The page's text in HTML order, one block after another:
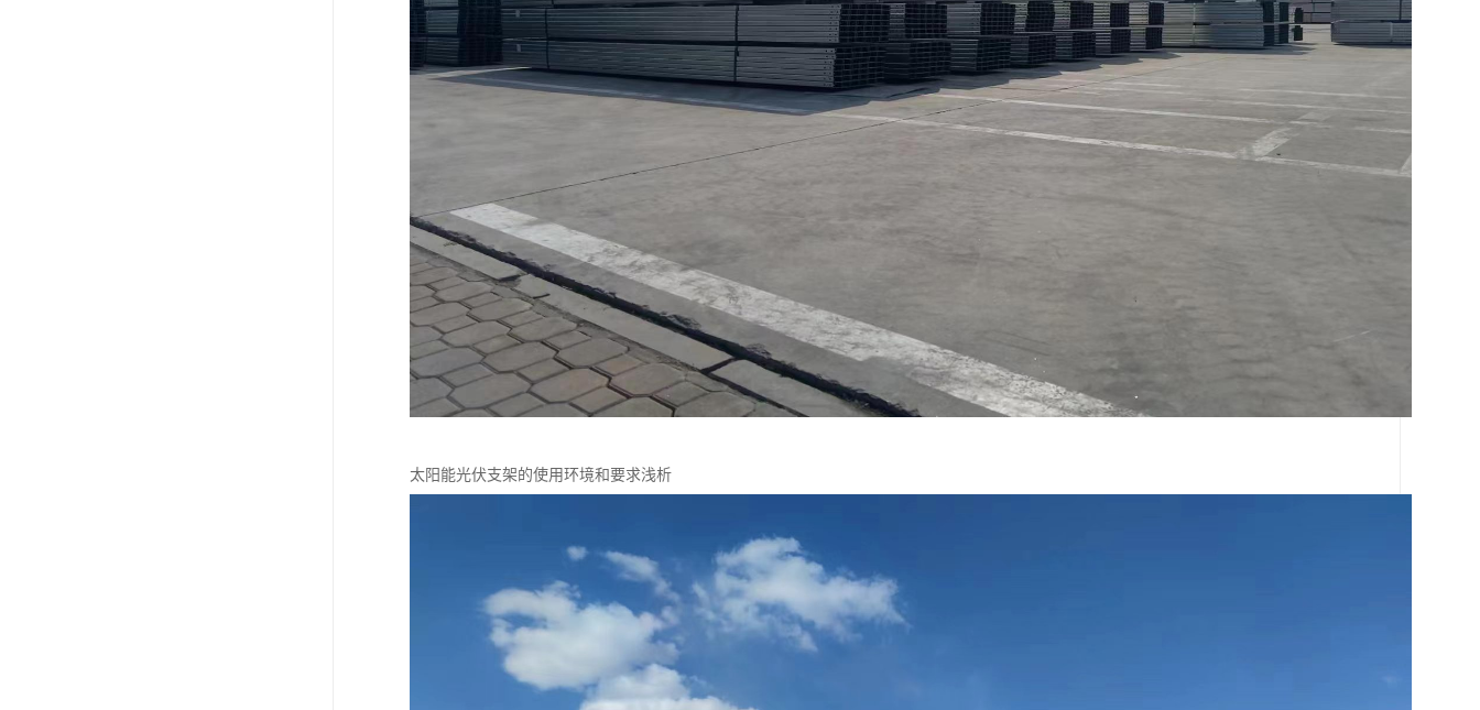
太阳能光伏支架的使用环境和要求浅析